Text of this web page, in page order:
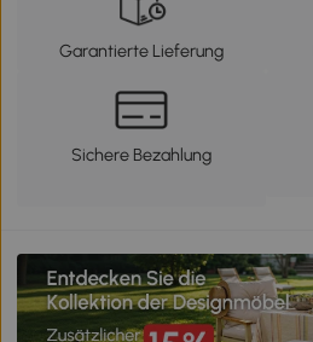
Garantierte Lieferung
Sichere Bezahlung